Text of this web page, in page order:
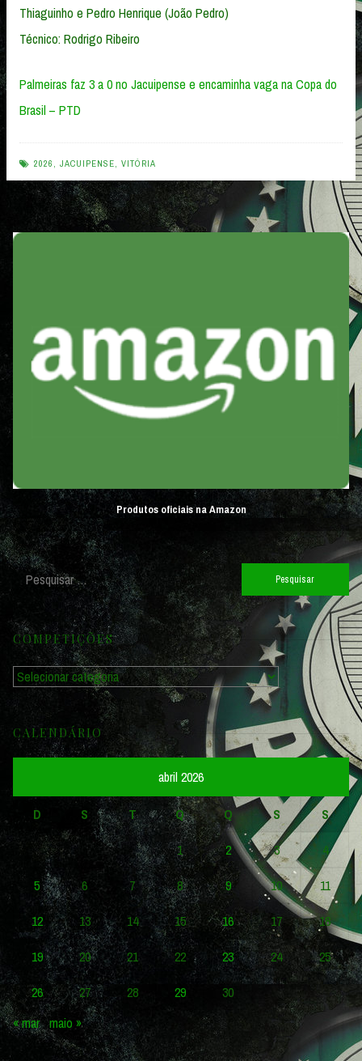
Thiaguinho e Pedro Henrique (João Pedro)
Técnico: Rodrigo Ribeiro
Palmeiras faz 3 a 0 no Jacuipense e encaminha vaga na Copa do
Brasil – PTD
2026 , JACUIPENSE, VITÓRIA
Produtos oficiais na Amazon
Pesquisar
por:
COMPETIÇÕES
Competições
CALENDÁRIO
abril 2026
D S T Q Q S
S
1
2 3
4
5
6 7 8 9 10
11
12
13 14 15 16 17
18
19
20 21 22 23 24
25
26
27 28 29
30
« mar maio »